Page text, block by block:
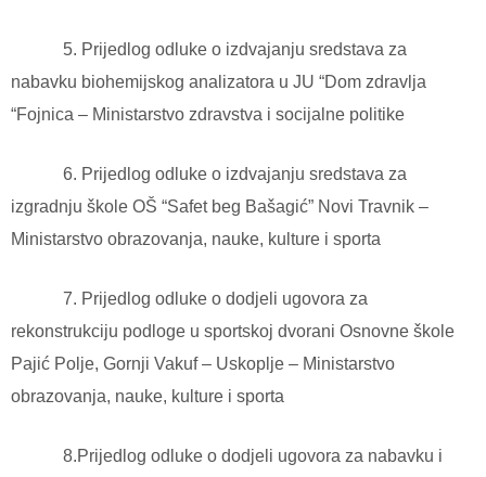
5. Prijedlog odluke o izdvajanju sredstava za
nabavku biohemijskog analizatora u JU “Dom zdravlja
“Fojnica – Ministarstvo zdravstva i socijalne politike
6. Prijedlog odluke o izdvajanju sredstava za
izgradnju škole OŠ “Safet beg Bašagić” Novi Travnik –
Ministarstvo obrazovanja, nauke, kulture i sporta
7. Prijedlog odluke o dodjeli ugovora za
rekonstrukciju podloge u sportskoj dvorani Osnovne škole
Pajić Polje, Gornji Vakuf – Uskoplje – Ministarstvo
obrazovanja, nauke, kulture i sporta
8.Prijedlog odluke o dodjeli ugovora za nabavku i